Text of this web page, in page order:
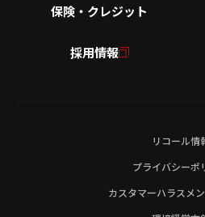
保険・クレジット
採用情報
リコール情
プライバシーポ
カスタマーハラスメ